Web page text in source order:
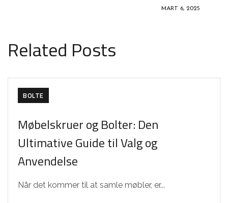
MART 6, 2025
Related Posts
BOLTE
Møbelskruer og Bolter: Den
Ultimative Guide til Valg og
Anvendelse
Når det kommer til at samle møbler, er...